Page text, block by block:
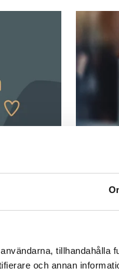
tillhandahålla
och annan